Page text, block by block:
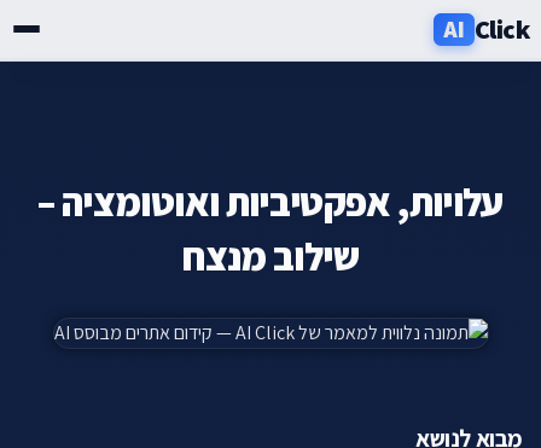
AI Click
מחירון
אודות
עלויות, אפקטיביות ואוטומציה –
שילוב מנצח
מבוא לנושא